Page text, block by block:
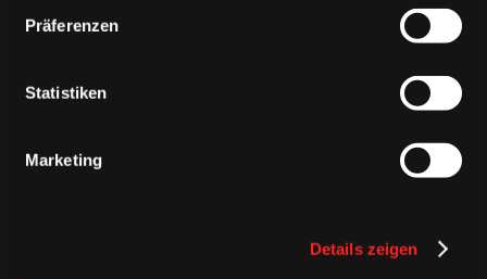
Präferenzen
Statistiken
Marketing
Details zeigen
ÄHNLICHE NEWS